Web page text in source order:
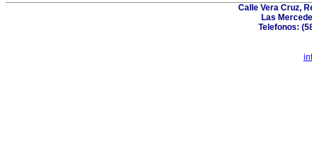
Calle Vera Cruz,
Las
Telefonos: